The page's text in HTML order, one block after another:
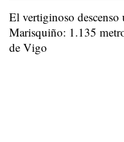
El vertiginoso descenso
Marisquiño: 1.135
de Vigo